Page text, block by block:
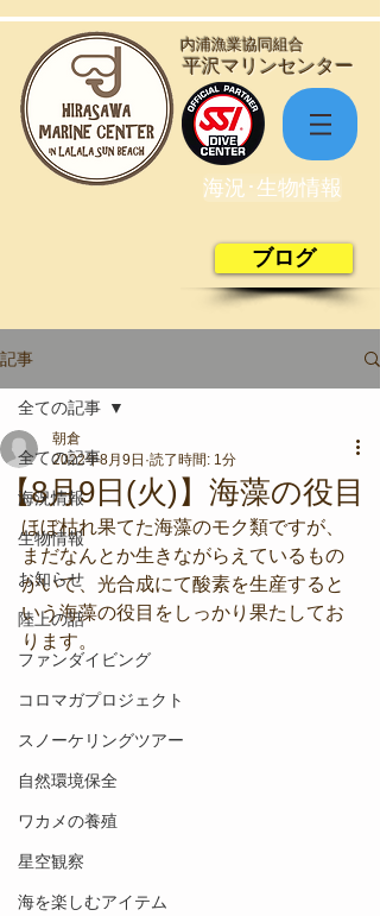
​平沢マリンセンター
​内浦漁業協同組合
海況･生物情報
ブログ
記事
全ての記事
海況情報
生物情報
お知らせ
陸上の話
ファンダイビング
コロマガプロジェクト
スノーケリングツアー
自然環境保全
ワカメの養殖
星空観察
海を楽しむアイテム
全ての記事
【8月9日(火)】海藻の役目
朝倉
2022年8月9日 読了時間: 1分
ほぼ枯れ果てた海藻のモク類ですが、
まだなんとか生きながらえているもの
がいて、光合成にて酸素を生産すると
いう海藻の役目をしっかり果たしてお
ります。